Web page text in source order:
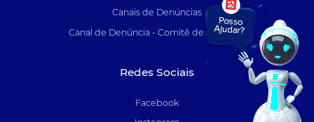
Canais de Denúncias
Canal de Denúncia - Comitê de Auditoria
Redes Sociais
Facebook